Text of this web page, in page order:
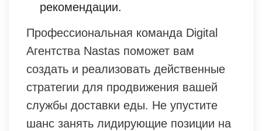
рекомендации.
Профессиональная команда Digital
Агентства Nastas поможет вам
создать и реализовать действенные
стратегии для продвижения вашей
службы доставки еды. Не упустите
шанс занять лидирующие позиции на